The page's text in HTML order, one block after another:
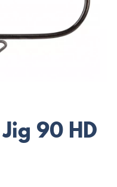
90 HD